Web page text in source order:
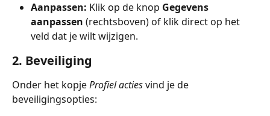
Aanpassen: Klik op de knop Gegevens
aanpassen (rechtsboven) of klik direct op het
veld dat je wilt wijzigen.
2. Beveiliging
Onder het kopje Profiel acties vind je de
beveiligingsopties: